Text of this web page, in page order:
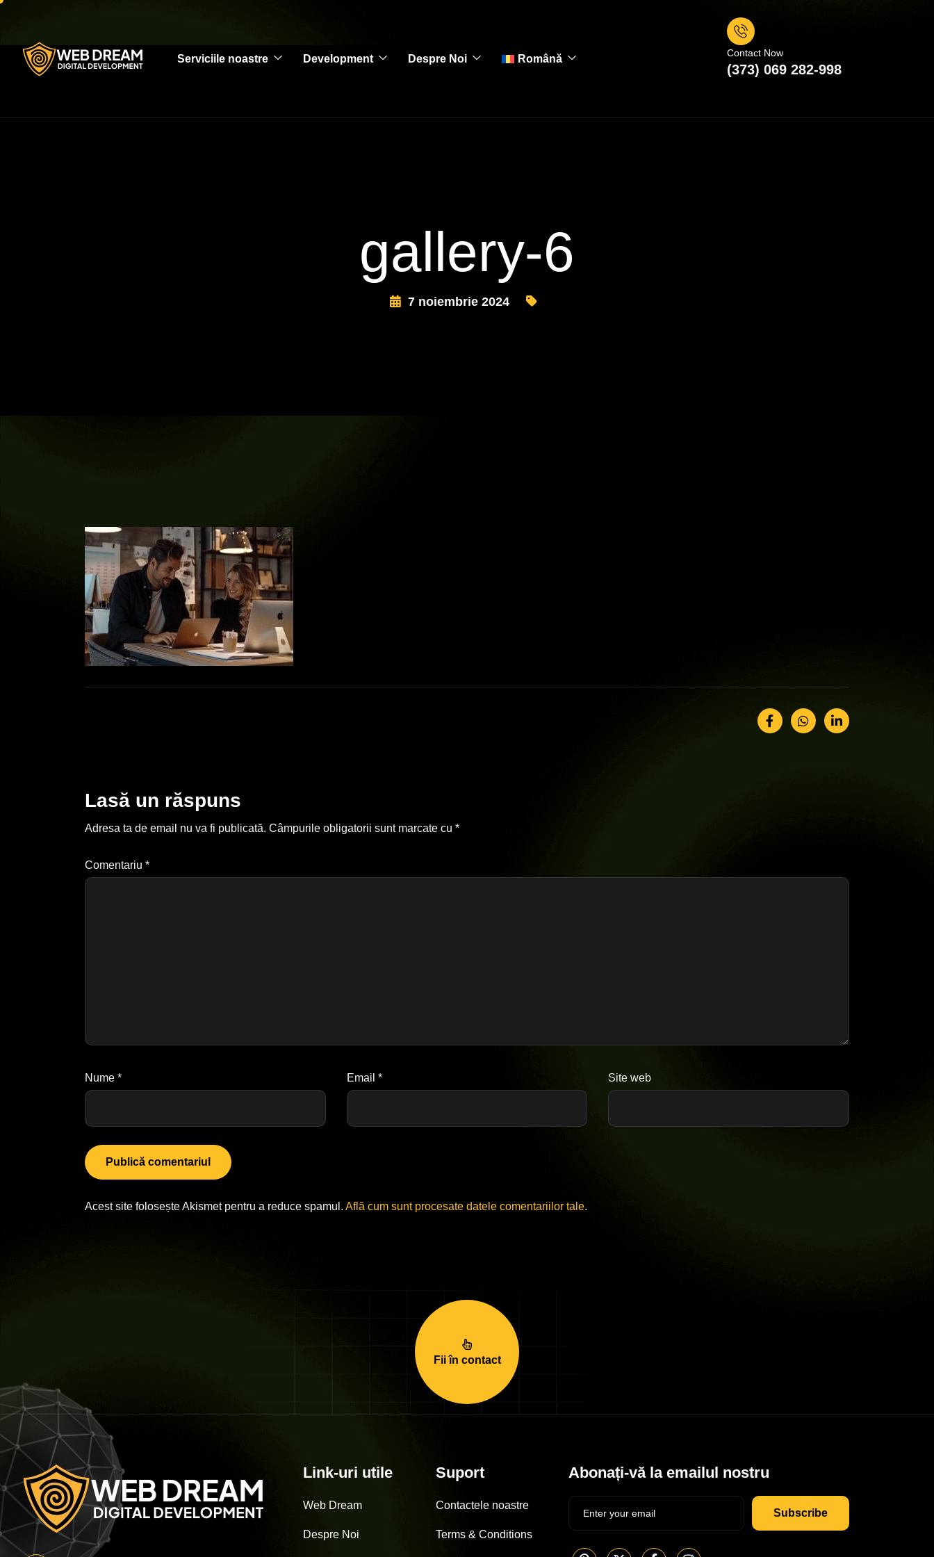
Serviciile noastre Development Despre Noi Română Contact Now
(373) 069 282-998
gallery-6
7 noiembrie 2024
Lasă un răspuns
Adresa ta de email nu va fi publicată. Câmpurile obligatorii sunt marcate cu *
Comentariu *
Nume * Email * Site web
Acest site folosește Akismet pentru a reduce spamul. Află cum sunt procesate datele comentariilor tale.
Fii în contact
Link-uri utile
Web Dream
Despre Noi
Suport
Contactele noastre
Terms & Conditions
Abonați-vă la emailul nostru
Subscribe